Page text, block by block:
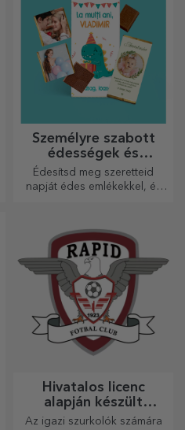
Személyre szabott
édességek és
cukorkák
Édesítsd meg szeretteid
napját édes emlékekkel, és
modellt, és adj nekik egy
édes, személyre szabott
ajándékot!
Hivatalos licenc
alapján készült
személyre szabott
Az igazi szurkolók számára